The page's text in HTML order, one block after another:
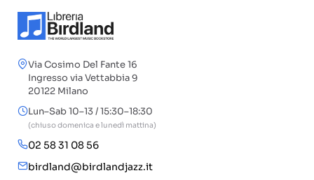
Via Cosimo Del Fante 16
Ingresso via Vettabbia 9
20122 Milano
Lun–Sab 10–13 / 15:30–18:30
(chiuso domenica e lunedì mattina)
02 58 31 08 56
birdland@birdlandjazz.it